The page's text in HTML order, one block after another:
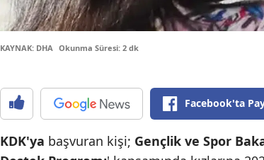
KAYNAK: DHA Okunma Süresi: 2 dk
Facebook'ta
KDK'ya başvuran kişi; Gençlik ve Spor